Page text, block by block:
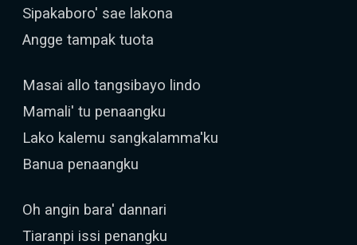
Sipakaboro' sae lakona
Angge tampak tuota
Masai allo tangsibayo lindo
Mamali' tu penaangku
Lako kalemu sangkalamma'ku
Banua penaangku
Oh angin bara' dannari
Tiaranpi issi penangku